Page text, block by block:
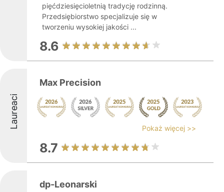
pięćdziesięcioletnią tradycję rodzinną.
Przedsiębiorstwo specjalizuje się w
tworzeniu wysokiej jakości ...
8.6
Laureaci
Max Precision
Pokaż więcej >>
8.7
dp-Leonarski